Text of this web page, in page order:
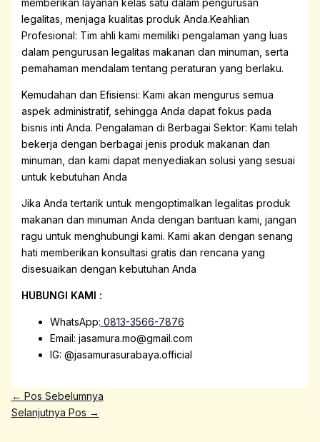
memberikan layanan kelas satu dalam pengurusan
legalitas, menjaga kualitas produk Anda.Keahlian
Profesional: Tim ahli kami memiliki pengalaman yang luas
dalam pengurusan legalitas makanan dan minuman, serta
pemahaman mendalam tentang peraturan yang berlaku.
Kemudahan dan Efisiensi: Kami akan mengurus semua
aspek administratif, sehingga Anda dapat fokus pada
bisnis inti Anda. Pengalaman di Berbagai Sektor: Kami telah
bekerja dengan berbagai jenis produk makanan dan
minuman, dan kami dapat menyediakan solusi yang sesuai
untuk kebutuhan Anda
Jika Anda tertarik untuk mengoptimalkan legalitas produk
makanan dan minuman Anda dengan bantuan kami, jangan
ragu untuk menghubungi kami. Kami akan dengan senang
hati memberikan konsultasi gratis dan rencana yang
disesuaikan dengan kebutuhan Anda
HUBUNGI KAMI :
WhatsApp: 0813-3566-7876
Email: jasamura.mo@gmail.com
IG: @jasamurasurabaya.official
← Pos Sebelumnya
Selanjutnya Pos →